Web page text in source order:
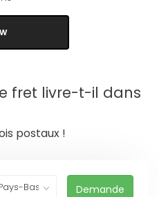
fret livre-t-il dans
postaux !
Demande